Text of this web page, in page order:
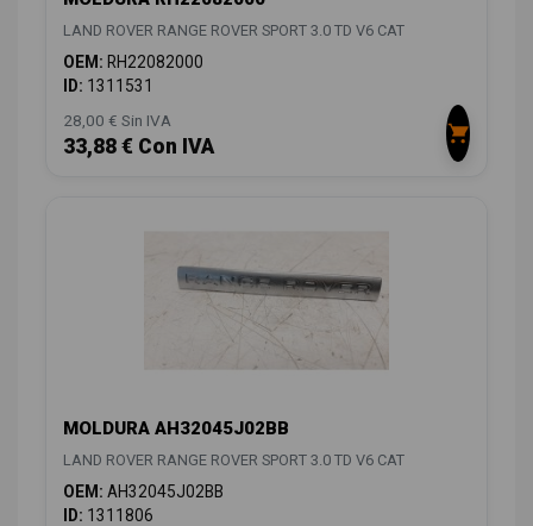
LAND ROVER RANGE ROVER SPORT 3.0 TD V6 CAT
OEM: RH22082000
ID: 1311531
28,00 € Sin IVA
33,88 € Con IVA
MOLDURA AH32045J02BB
LAND ROVER RANGE ROVER SPORT 3.0 TD V6 CAT
OEM: AH32045J02BB
ID: 1311806